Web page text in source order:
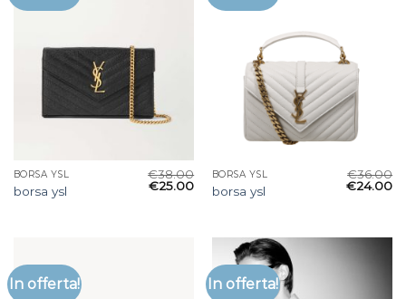
BORSA YSL
borsa ysl
€38.00
€25.00
BORSA YSL
borsa ysl
€36.00
€24.00
In offerta! In offerta!